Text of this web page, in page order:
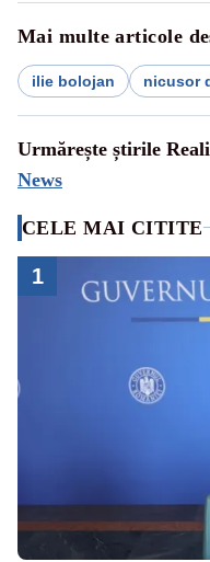
Mai multe articole
ilie bolojan nicusor
Urmărește știrile
News
CELE MAI CITITE
1